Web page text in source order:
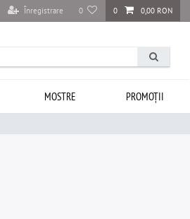
Înregistrare 0 0 0,00 RON
MOSTRE PROMOȚII